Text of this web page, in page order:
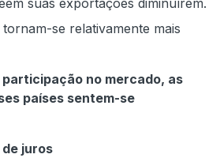
suas exportações diminuírem.
se relativamente mais
no mercado, as
países sentem-se
juros